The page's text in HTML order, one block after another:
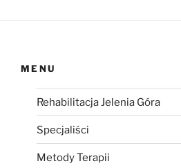
MENU
Rehabilitacja Jelenia Góra
Specjaliści
Metody Terapii